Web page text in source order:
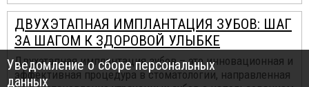
ДВУХЭТАПНАЯ ИМПЛАНТАЦИЯ ЗУБОВ: ШАГ
ЗА ШАГОМ К ЗДОРОВОЙ УЛЫБКЕ
Двухэтапная имплантация зубов – это инновационная и
эффективная процедура в стоматологии, направленная
Уведомление о сборе персональных
данных